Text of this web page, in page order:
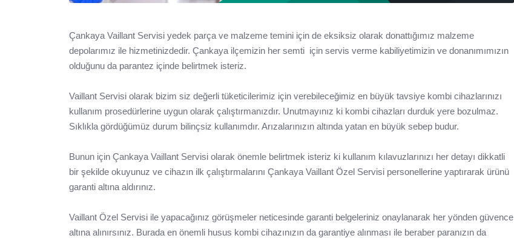
Çankaya Vaillant Servisi yedek parça ve malzeme temini için de eksiksiz olarak donattığımız malzeme
depolarımız ile hizmetinizdedir. Çankaya ilçemizin her semti için servis verme kabiliyetimizin ve donanımımızın
olduğunu da parantez içinde belirtmek isteriz.
Vaillant Servisi olarak bizim siz değerli tüketicilerimiz için verebileceğimiz en büyük tavsiye kombi cihazlarınızı
kullanım prosedürlerine uygun olarak çalıştırmanızdır. Unutmayınız ki kombi cihazları durduk yere bozulmaz.
Sıklıkla gördüğümüz durum bilinçsiz kullanımdır. Arızalarınızın altında yatan en büyük sebep budur.
Bunun için Çankaya Vaillant Servisi olarak önemle belirtmek isteriz ki kullanım kılavuzlarınızı her detayı dikkatli
bir şekilde okuyunuz ve cihazın ilk çalıştırmalarını Çankaya Vaillant Özel Servisi personellerine yaptırarak ürünü
garanti altına aldırınız.
Vaillant Özel Servisi ile yapacağınız görüşmeler neticesinde garanti belgeleriniz onaylanarak her yönden güvence
altına alınırsınız. Burada en önemli husus kombi cihazınızın da garantiye alınması ile beraber paranızın da